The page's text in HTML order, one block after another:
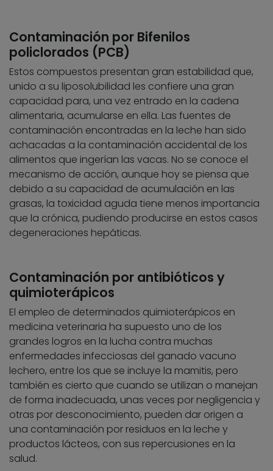
Contaminación por Bifenilos
policlorados (PCB)
Estos compuestos presentan gran estabilidad que,
unido a su liposolubilidad les confiere una gran
capacidad para, una vez entrado en la cadena
alimentaria, acumularse en ella. Las fuentes de
contaminación encontradas en la leche han sido
achacadas a la contaminación accidental de los
alimentos que ingerían las vacas. No se conoce el
mecanismo de acción, aunque hoy se piensa que
debido a su capacidad de acumulación en las
grasas, la toxicidad aguda tiene menos importancia
que la crónica, pudiendo producirse en estos casos
degeneraciones hepáticas.
Contaminación por antibióticos y
quimioterápicos
El empleo de determinados quimioterápicos en
medicina veterinaria ha supuesto uno de los
grandes logros en la lucha contra muchas
enfermedades infecciosas del ganado vacuno
lechero, entre los que se incluye la mamitis, pero
también es cierto que cuando se utilizan o manejan
de forma inadecuada, unas veces por negligencia y
otras por desconocimiento, pueden dar origen a
una contaminación por residuos en la leche y
productos lácteos, con sus repercusiones en la
salud.